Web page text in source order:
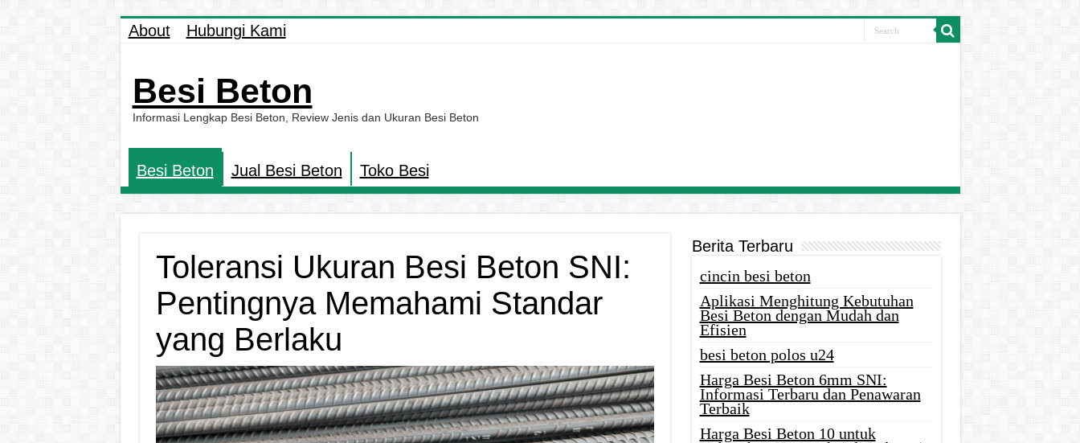
About Hubungi Kami
Besi Beton
Informasi Lengkap Besi Beton, Review Jenis dan Ukuran Besi Beton
Besi Beton Jual Besi Beton Toko Besi
Toleransi Ukuran Besi Beton SNI:
Pentingnya Memahami Standar
yang Berlaku
Berita Terbaru
cincin besi beton
Aplikasi Menghitung Kebutuhan
Besi Beton dengan Mudah dan
Efisien
besi beton polos u24
Harga Besi Beton 6mm SNI:
Informasi Terbaru dan Penawaran
Terbaik
Harga Besi Beton 10 untuk